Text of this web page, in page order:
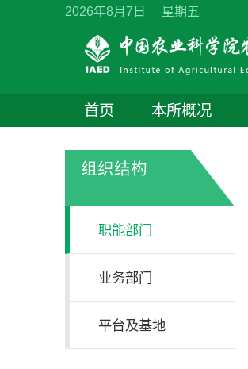
2026年8月7日 星期五
首页 本所概况
组织结构
职能部门
业务部门
平台及基地